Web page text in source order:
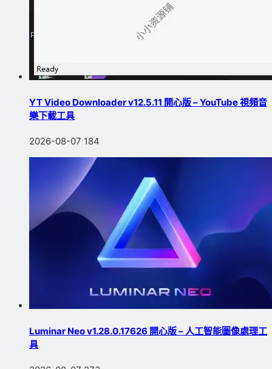
YT Video Downloader v12.5.11 開心版 – YouTube 視頻音
樂下載工具
2026-08-07 184
Luminar Neo v1.28.0.17626 開心版 – 人工智能圖像處理工
具